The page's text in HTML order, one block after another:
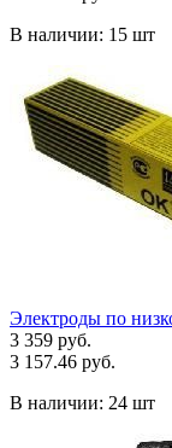
В наличии: 15 шт
Электроды по
3 359 руб.
3 157.46 руб.
В наличии: 24 шт